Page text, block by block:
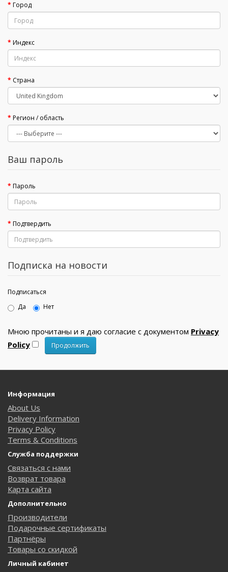
Город
Индекс
Страна
Регион / область
Ваш пароль
Пароль
Подтвердить
Подписка на новости
Подписаться
Да
Нет
Мною прочитаны и я даю согласие с документом Privacy
Policy
Информация
About Us
Delivery Information
Privacy Policy
Terms & Conditions
Служба поддержки
Связаться с нами
Возврат товара
Карта сайта
Дополнительно
Производители
Подарочные сертификаты
Партнёры
Товары со скидкой
Личный кабинет